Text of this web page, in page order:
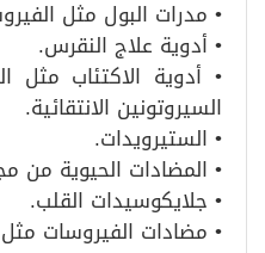
• مدرات البول مثل
• أدوية علاج النقرس.
• أدوية الاكتئاب مثل
السيروتونين الانتقائية.
• الستيرويدات.
• المضادات الحيوية من
• جلايكوسيدات القلب.
• مضادات الفيروسات